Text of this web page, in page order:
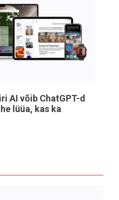
AI võib ChatGPT-d
lüüa, kas ka